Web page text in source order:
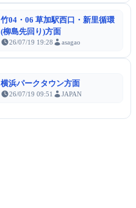
竹04・06 草加駅西口・新里循環
(柳島先回り)方面
26/07/19 19:28 asagao
横浜パークタウン方面
26/07/19 09:51 JAPAN